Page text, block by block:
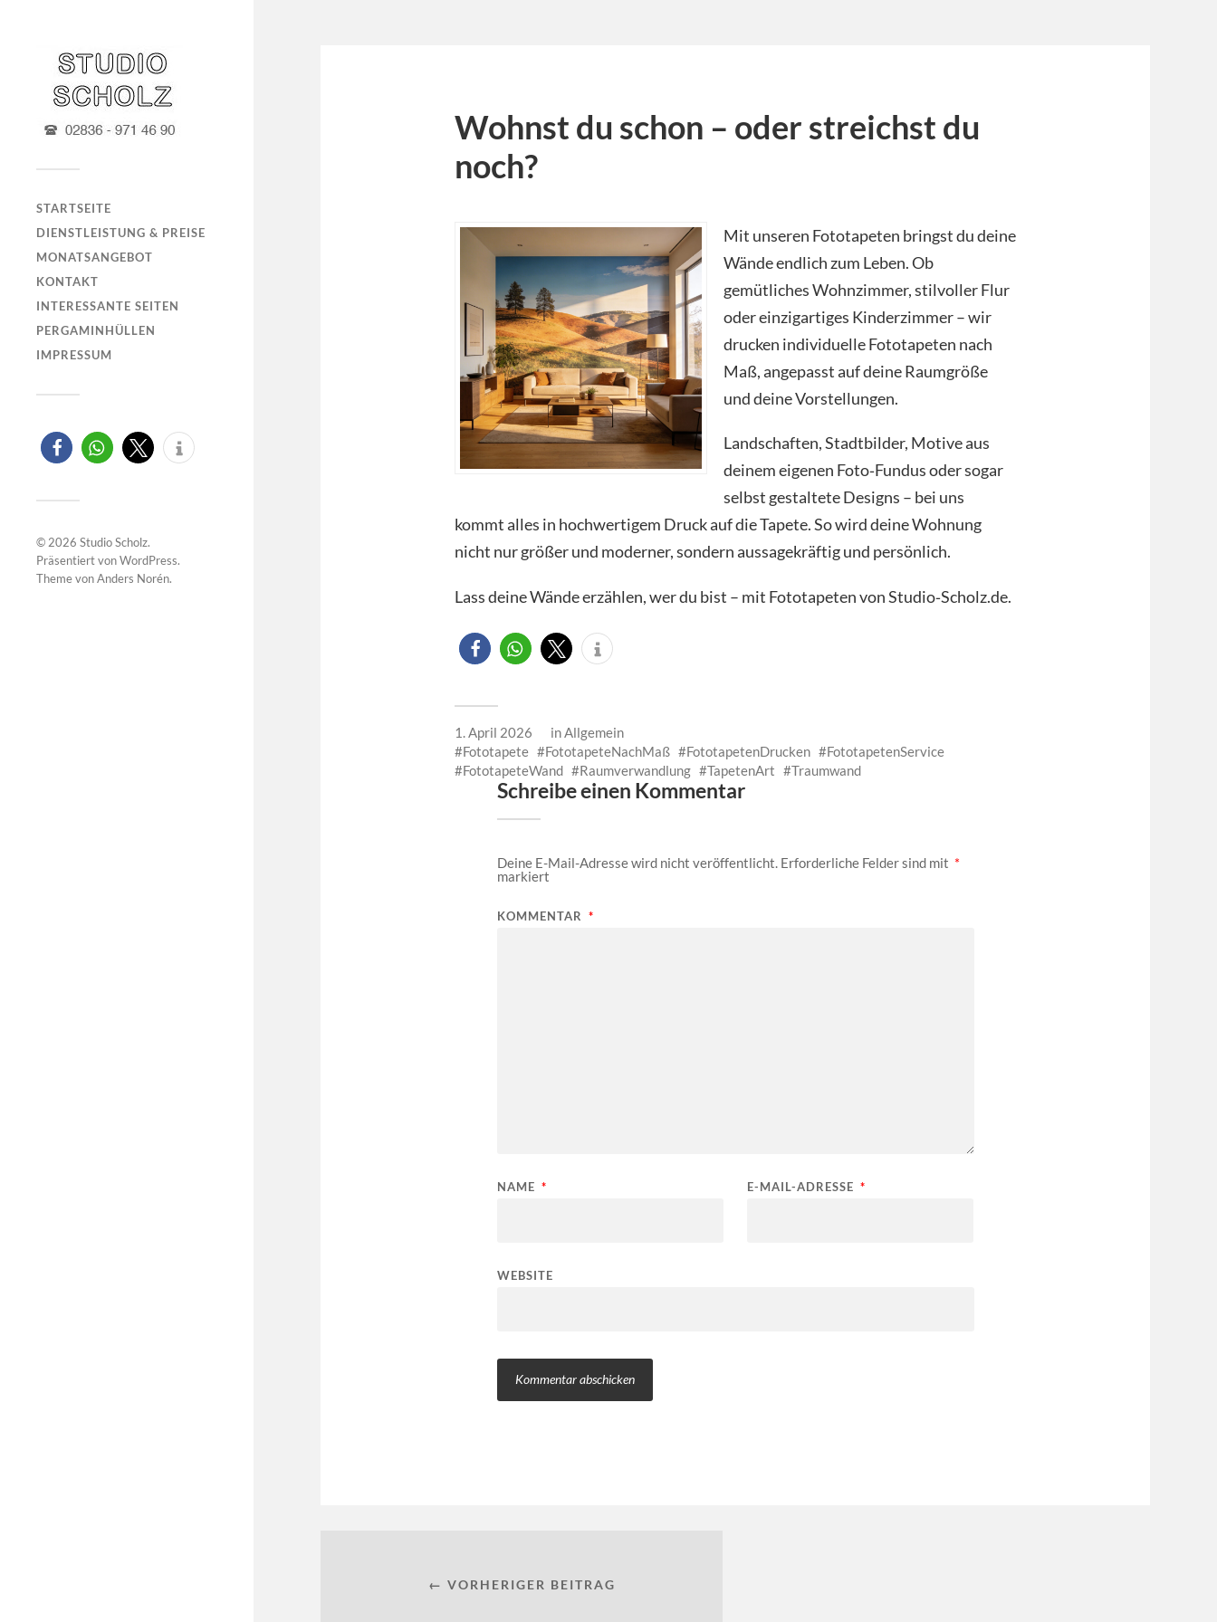
STARTSEITE
DIENSTLEISTUNG & PREISE
MONATSANGEBOT
KONTAKT
INTERESSANTE SEITEN
PERGAMINHÜLLEN
IMPRESSUM
© 2026 Studio Scholz.
Präsentiert vonWordPress.
Theme vonAnders Norén.
Wohnst du schon – oder streichst du
noch?
Mit unseren Fototapeten bringst du deine
Wände endlich zum Leben. Ob
gemütliches Wohnzimmer, stilvoller Flur
oder einzigartiges Kinderzimmer – wir
drucken individuelle Fototapeten nach
Maß, angepasst auf deine Raumgröße
und deine Vorstellungen.
Landschaften, Stadtbilder, Motive aus
deinem eigenen Foto‑Fundus oder sogar
selbst gestaltete Designs – bei uns
kommt alles in hochwertigem Druck auf die Tapete. So wird deine Wohnung
nicht nur größer und moderner, sondern aussagekräftig und persönlich.
Lass deine Wände erzählen, wer du bist – mit Fototapeten von Studio‑Scholz.de.
1. April 2026 inAllgemein
Fototapete
FototapeteNachMaß FototapetenDrucken
FototapetenService
FototapeteWand
Raumverwandlung TapetenArt Traumwand
Schreibe einen Kommentar
Deine E-Mail-Adresse wird nicht veröffentlicht. Erforderliche Felder sind mit *
markiert
KOMMENTAR *
NAME * E-MAIL-ADRESSE *
WEBSITE
← VORHERIGER BEITRAG